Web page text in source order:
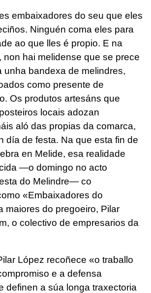
embaixadores do seu que eles
Ninguén coma eles para
ao que lles é propio. E na
non hai melidense que se prece
unha bandexa de melindres,
como presente de
Os produtos artesáns que
locais adozan
aló das propias da comarca,
día de festa. Na que esta fin de
en Melide, esa realidade
—o domingo no acto
do Melindre— co
«Embaixadores do
maiores do pregoeiro, Pilar
o colectivo de empresarios da
López recoñece «o traballo
e a defensa
definen a súa longa traxectoria